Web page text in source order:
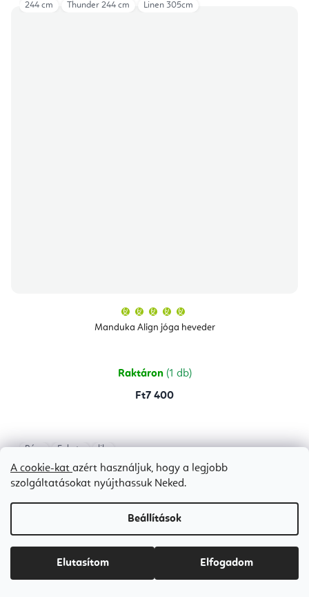
A cookie-kat azért használjuk, hogy a legjobb
szolgáltatásokat nyújthassuk Neked.
Beállítások
Elutasítom Elfogadom
Manduka Align jóga heveder
átlagos
értékelése
csillag.
Raktáron (1 db)
Ft7 400
244 cm Thunder 244 cm Linen 305cm
Bézs Fekete lila